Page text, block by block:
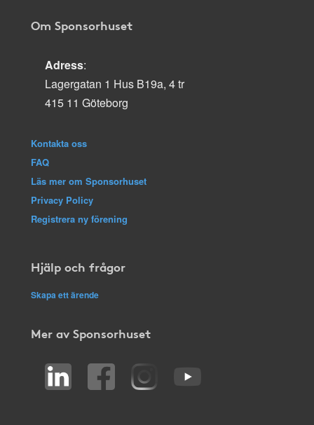
Om Sponsorhuset
Adress:
Lagergatan 1 Hus B19a, 4 tr
415 11 Göteborg
Kontakta oss
FAQ
Läs mer om Sponsorhuset
Privacy Policy
Registrera ny förening
Hjälp och frågor
Skapa ett ärende
Mer av Sponsorhuset